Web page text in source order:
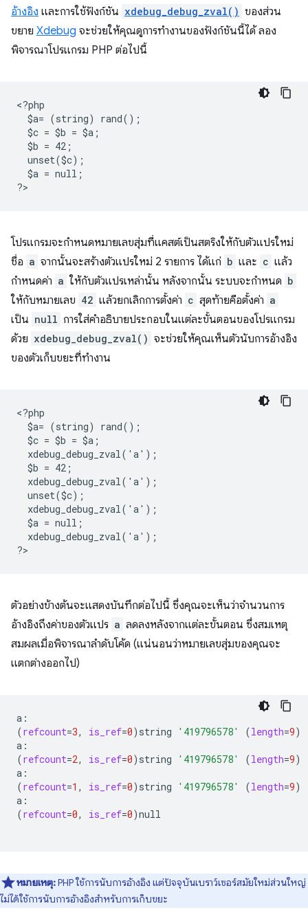
อ้างอิง และการใช้ฟังก์ชัน xdebug_debug_zval() ของส่วน
ขยาย Xdebug จะช่วยให้คุณดูการทำงานของฟังก์ชันนี้ได้ ลอง
พิจารณาโปรแกรม PHP ต่อไปนี้
<?php
  $a= (string) rand();
  $c = $b = $a;
  $b = 42;
  unset($c);
  $a = null;
?
โปรแกรมจะกําหนดหมายเลขสุ่มที่แคสต์เป็นสตริงให้กับตัวแปรใหม่
ชื่อ a จากนั้นจะสร้างตัวแปรใหม่ 2 รายการ ได้แก่ b และ c แล้ว
กำหนดค่า a ให้กับตัวแปรเหล่านั้น หลังจากนั้น ระบบจะกำหนด b
ให้กับหมายเลข 42 แล้วยกเลิกการตั้งค่า c สุดท้ายคือตั้งค่า a
เป็น null การใส่คำอธิบายประกอบในแต่ละขั้นตอนของโปรแกรม
ด้วย xdebug_debug_zval() จะช่วยให้คุณเห็นตัวนับการอ้างอิง
ของตัวเก็บขยะที่ทำงาน
<?php
  $a= (string) rand();
  $c = $b = $a;
  xdebug_debug_zval('a');
  $b = 42;
  xdebug_debug_zval('a');
  unset($c);
  xdebug_debug_zval('a');
  $a = null;
  xdebug_debug_zval('a');
?
ตัวอย่างข้างต้นจะแสดงบันทึกต่อไปนี้ ซึ่งคุณจะเห็นว่าจำนวนการ
อ้างอิงถึงค่าของตัวแปร a ลดลงหลังจากแต่ละขั้นตอน ซึ่งสมเหตุ
สมผลเมื่อพิจารณาลำดับโค้ด (แน่นอนว่าหมายเลขสุ่มของคุณจะ
แตกต่างออกไป)
(refcount=3, is_ref=0) string '419796578' (length=9)
(refcount=2, is_ref=0) string '419796578' (length=9)
(refcount=1 , is_ref=0) string '419796578' (length=9)
(refcount=0, is_ref=0)null
หมายเหตุ:PHP ใช้การนับการอ้างอิง แต่ปัจจุบันเบราว์เซอร์สมัยใหม่ส่วนใหญ่
ไม่ได้ใช้การนับการอ้างอิงสำหรับการเก็บขยะ